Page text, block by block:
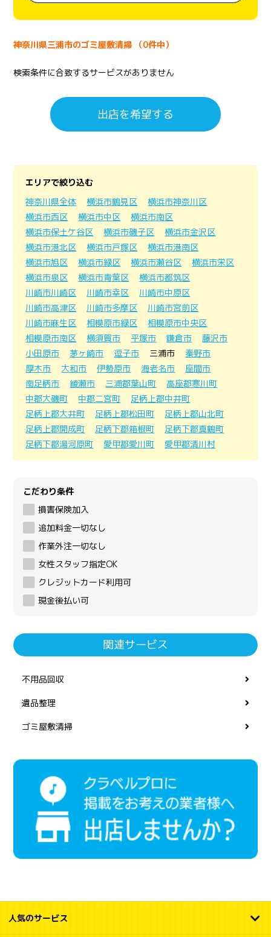
神奈川県三浦市のゴミ屋敷清掃 （0件中）
検索条件に合致するサービスがありません
出店を希望する
エリアで絞り込む
神奈川県全体
横浜市鶴見区
横浜市神奈川区
横浜市西区
横浜市中区
横浜市南区
横浜市保土ケ谷区
横浜市磯子区
横浜市金沢区
横浜市港北区
横浜市戸塚区
横浜市港南区
横浜市旭区
横浜市緑区 横浜市瀬谷区
横浜市栄区
横浜市泉区
横浜市青葉区
横浜市都筑区
川崎市川崎区
川崎市幸区
川崎市中原区
川崎市高津区
川崎市多摩区
川崎市宮前区
川崎市麻生区
相模原市緑区
相模原市中央区
相模原市南区
横須賀市 平塚市 鎌倉市
藤沢市
小田原市
茅ヶ崎市 逗子市 三浦市
秦野市
厚木市
大和市 伊勢原市 海老名市
座間市
南足柄市
綾瀬市 三浦郡葉山町
高座郡寒川町
中郡大磯町
中郡二宮町
足柄上郡中井町
足柄上郡大井町
足柄上郡松田町
足柄上郡山北町
足柄上郡開成町
足柄下郡箱根町
足柄下郡真鶴町
足柄下郡湯河原町
愛甲郡愛川町 愛甲郡清川村
こだわり条件
損害保険加入
追加料金一切なし
作業外注一切なし
女性スタッフ指定OK
クレジットカード利用可
現金後払い可
関連サービス
不用品回収
遺品整理
ゴミ屋敷清掃
人気のサービス